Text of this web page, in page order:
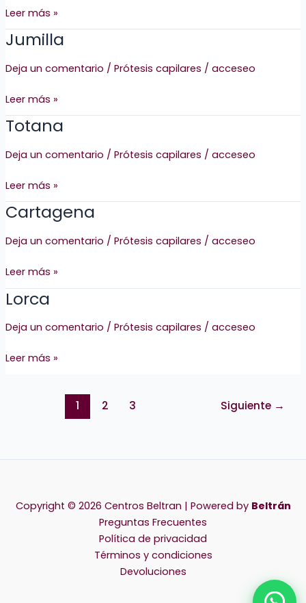
Leer más »
Jumilla
Deja un comentario / Prótesis capilares / acceseo
Jumilla
Leer más »
Totana
Deja un comentario / Prótesis capilares / acceseo
Totana
Leer más »
Cartagena
Deja un comentario / Prótesis capilares / acceseo
Cartagena
Leer más »
Lorca
Deja un comentario / Prótesis capilares / acceseo
Lorca
Leer más »
1 2 3 Siguiente →
Copyright © 2026 Centros Beltran | Powered by Beltrán
Preguntas Frecuentes
Política de privacidad
Términos y condiciones
Devoluciones